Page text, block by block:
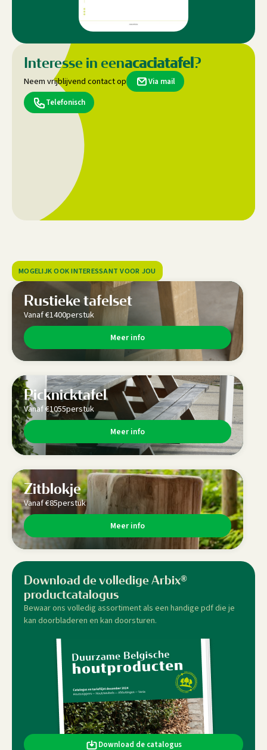
Interesse in eenacaciatafel?
Neem vrijblijvend contact op
Via mail
Telefonisch
MOGELIJK OOK INTERESSANT VOOR JOU
Rustieke tafelset
Vanaf €1400perstuk
Meer info
Picknicktafel
Vanaf €1055perstuk
Meer info
Zitblokje
Vanaf €85perstuk
Meer info
Download de volledige Arbix®
productcatalogus
Bewaar ons volledig assortiment als een handige pdf die je
kan doorbladeren en kan doorsturen.
Download de catalogus